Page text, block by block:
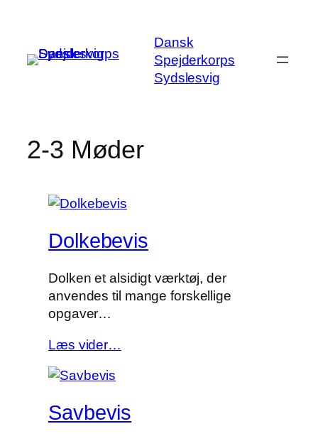
indhold
Dansk
Spejderkorps
Sydslesvig
2-3 Møder
Dolkebevis
Dolken et alsidigt værktøj, der
anvendes til mange forskellige
opgaver…
Læs vider…
Savbevis